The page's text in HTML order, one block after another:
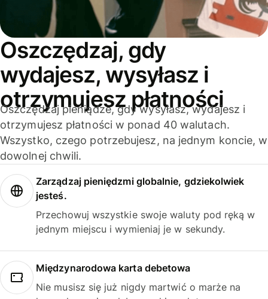
Oszczędzaj, gdy
wydajesz, wysyłasz i
otrzymujesz płatności
Oszczędzaj pieniądze, gdy wysyłasz, wydajesz i
otrzymujesz płatności w ponad 40 walutach.
Wszystko, czego potrzebujesz, na jednym koncie, w
dowolnej chwili.
Zarządzaj pieniędzmi globalnie, gdziekolwiek
jesteś.
Przechowuj wszystkie swoje waluty pod ręką w
jednym miejscu i wymieniaj je w sekundy.
Międzynarodowa karta debetowa
Nie musisz się już nigdy martwić o marże na